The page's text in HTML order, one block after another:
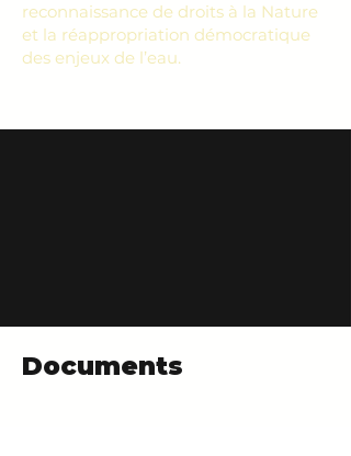
reconnaissance de droits à la Nature
et la réappropriation démocratique
des enjeux de l’eau.
Documents